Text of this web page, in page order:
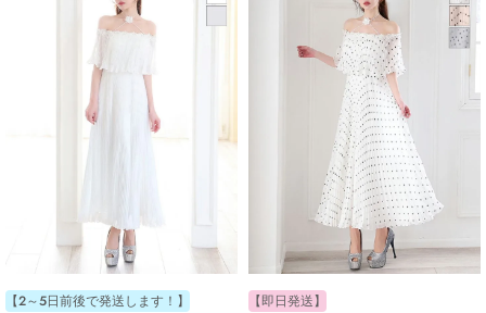
【2～5日前後で発送します！】 【即日発送】